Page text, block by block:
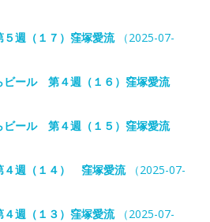
週（１７）窪塚愛流（2025-07-
ビール 第４週（１６）窪塚愛流
ビール 第４週（１５）窪塚愛流
週（１４） 窪塚愛流（2025-07-
週（１３）窪塚愛流（2025-07-